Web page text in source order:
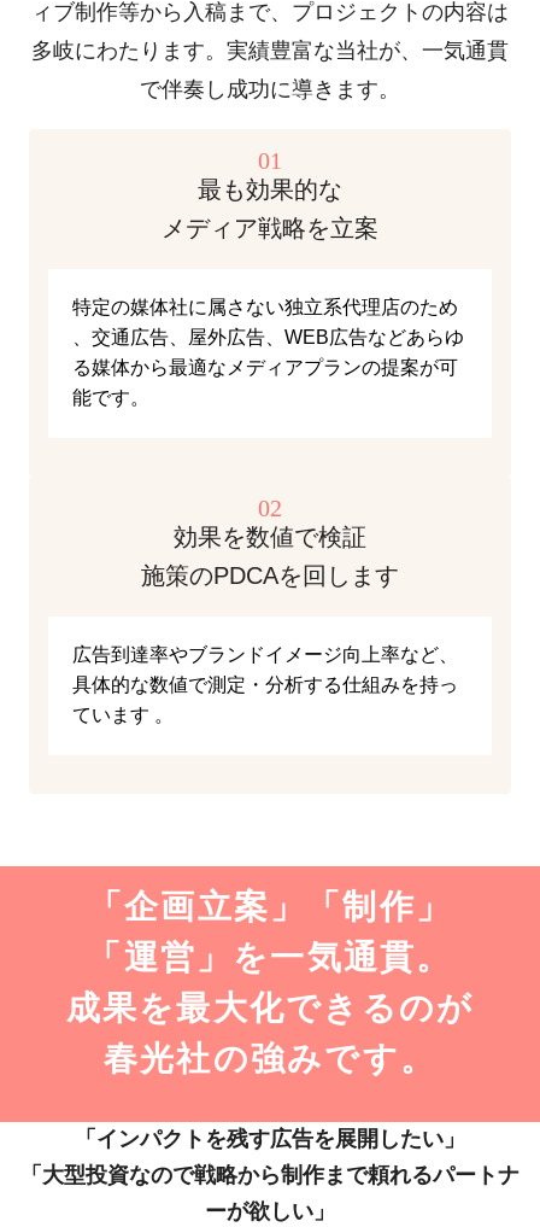
ィブ制作等から入稿まで、プロジェクトの内容は
多岐にわたります。 実績豊富な当社が、一気通貫
で伴奏し成功に導きます。
01
最も効果的な
メディア戦略を立案
特定の媒体社に属さない独立系代理店のため
、交通広告、屋外広告、WEB広告などあらゆ
る媒体から最適なメディアプランの提案が可
能です。
02
効果を数値で検証
施策のPDCAを回します
広告到達率やブランドイメージ向上率など、
具体的な数値で測定・分析する仕組みを持っ
ています 。
「企画立案」「制作」
「運営」を一気通貫。
成果を最大化できるのが
春光社の強みです。
「インパクトを残す広告を展開したい」
「大型投資なので戦略から制作まで頼れるパートナ
ーが欲しい」